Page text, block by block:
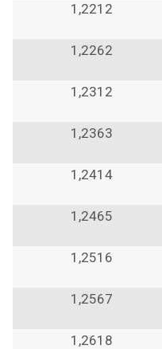
1,2212
1,2262
1,2312
1,2363
1,2414
1,2465
1,2516
1,2567
1,2618